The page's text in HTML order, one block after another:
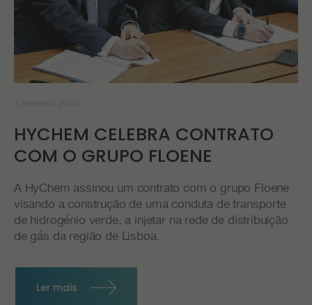
HYCHEM CELEBRA CONTRATO
COM O GRUPO FLOENE
A HyChem assinou um contrato com o grupo Floene
visando a construção de uma conduta de transporte
de hidrogénio verde, a injetar na rede de distribuição
de gás da região de Lisboa.
Ler mais